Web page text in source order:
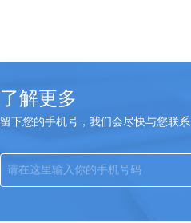
了解更多
留下您的手机号，我们会尽快与您联系